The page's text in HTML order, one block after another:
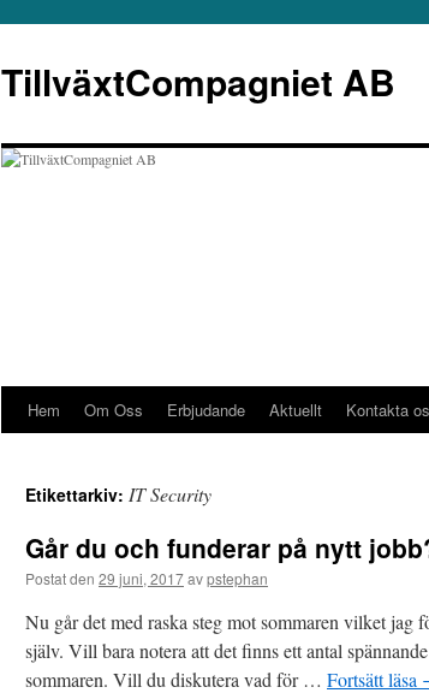
innehåll
TillväxtCompagniet AB
Hem Om Oss Erbjudande Aktuellt Kontakta
Etikettarkiv: IT Security
Går du och funderar på nytt
Postat den 29 juni, 2017avpstephan
Nu går det med raska steg mot sommaren vilket jag
själv. Vill bara notera att det finns ett antal
sommaren. Vill du diskutera vad för … Fortsätt läsa